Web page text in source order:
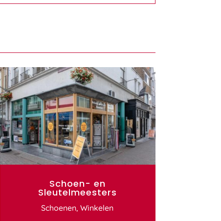
Schoen- en
Sleutelmeesters
Schoenen,Winkelen